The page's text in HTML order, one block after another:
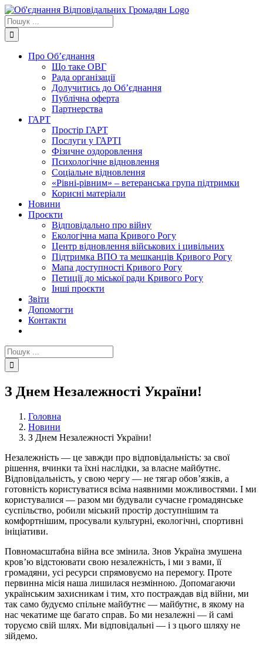
Skip
to
content
Пошук
...
Про Об’єднання
Що таке ОВГ
Рада організації
Долучитись до Об’єднання
Публічна оферта
Партнерства
ГАРТ
Простір ГАРТ
Послуги у ГАРТІ
Фізичне оздоровлення
Психологічне відновлення
Соціальне відновлення
«Рівні-рівним» – ветеранська група підтримки
Корисні матеріали
Новини
Проєкти
Відповідально про війну
Екологічна мапа Кривого Рогу
Центр відновлення військових і цивільних
Підтримка ВПО та мешканців Кривого Рогу
Мапа доступності Кривого Рогу
Петиції до міської ради Кривого Рогу
Інші проєкти
Звіти
Допомогти
Контакти
Пошук
...
З Днем Незалежності України!
Головна
Новини
З Днем Незалежності України!
Незалежність — це завжди про відповідальність: за свої
рішення, вчинки та їхні наслідки, за власне майбутнє.
Відповідальність, у свою чергу — не тягар обов’язків, а
готовність користуватися всіма наявними можливостями. І ми
користувалися — разом ми будували сучасне громадянське
суспільство, робили міський простір доступнішим та
комфортнішим, просували культурні, екологічні, спортивні
ініціативи.
Повномасштабна війна все змінила. Знов Україна змушена
кров’ю відстоювати свою незалежність, і ми з вами, її
громадяни, усі ресурси спрямовуємо на перемогу. Проте
первинна місія наша лишилася незмінною. Допомагаючи
українським захисникам і тим, хто постраждав від війни, ми
так само будуємо спільне майбутнє — майбутнє, в якому на
нас чекатиме ще багато справ. Бо ми незалежні — й самі
торуємо свій шлях. Ми відповідальні — і з цього шляху не
зійдемо.